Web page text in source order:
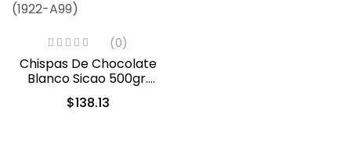
(0)
Chispas De Chocolate
Blanco Sicao 500gr.
(1922-A99)
$138.13